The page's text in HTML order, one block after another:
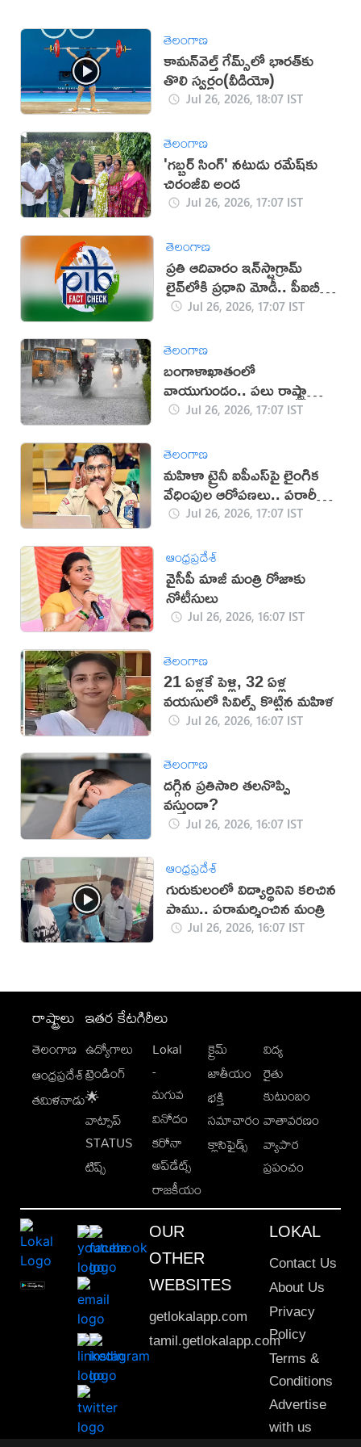
తెలంగాణ
కామన్‌వెల్త్ గేమ్స్‌లో భారత్‌కు
తొలి స్వర్ణం(వీడియో)
Jul 26, 2026, 18:07 IST
తెలంగాణ
'గబ్బర్ సింగ్' నటుడు రమేష్‌కు
చిరంజీవి అండ
Jul 26, 2026, 17:07 IST
తెలంగాణ
ప్రతి ఆదివారం ఇన్‌స్టాగ్రామ్
లైవ్‌లోకి ప్రధాని మోడీ.. పీఐబీ
క్లారిటీ ఇదే!
Jul 26, 2026, 17:07 IST
తెలంగాణ
బంగాళాఖాతంలో
వాయుగుండం.. పలు రాష్ట్రాల్లో
తీవ్ర వర్ష హెచ్చరికలు జారీ!
Jul 26, 2026, 17:07 IST
తెలంగాణ
మహిళా ట్రైనీ ఐపీఎస్‌పై లైంగిక
వేధింపుల ఆరోపణలు.. పరారీలో
ఉదయ్!Jul 26, 2026, 17:07 IST
ఆంధ్రప్రదేశ్
వైసీపీ మాజీ మంత్రి రోజాకు
నోటీసులు
Jul 26, 2026, 16:07 IST
తెలంగాణ
21 ఏళ్లకే పెళ్లి, 32 ఏళ్ల
వయసులో సివిల్స్ కొట్టిన మహిళ
Jul 26, 2026, 16:07 IST
తెలంగాణ
ద‌గ్గిన ప్ర‌తిసారి త‌ల‌నొప్పి
వ‌స్తుందా?
Jul 26, 2026, 16:07 IST
ఆంధ్రప్రదేశ్
గురుకులంలో విద్యార్థినిని కరిచిన
పాము.. పరామర్శించిన మంత్రి
Jul 26, 2026, 16:07 IST
రాష్ట్రాలు
తెలంగాణ
ఆంధ్రప్రదేశ్
తమిళనాడు
ఇతర కేటగిరీలు
ఉద్యోగాలు
ట్రెండింగ్
🌟
వాట్సాప్
STATUS
టిప్స్
Lokal
-
మగువ
వినోదం
కరోనా
అప్‌డేట్స్
రాజకీయం
క్రైమ్
జాతీయం
భక్తి
సమాచారం
క్లాసిఫైడ్స్
విద్య
రైతు
కుటుంబం
వాతావరణం
వ్యాపార
ప్రపంచం
OUR
OTHER
WEBSITES
getlokalapp.com
tamil.getlokalapp.com
LOKAL
Contact Us
About Us
Privacy
Policy
Terms &
Conditions
Advertise
with us